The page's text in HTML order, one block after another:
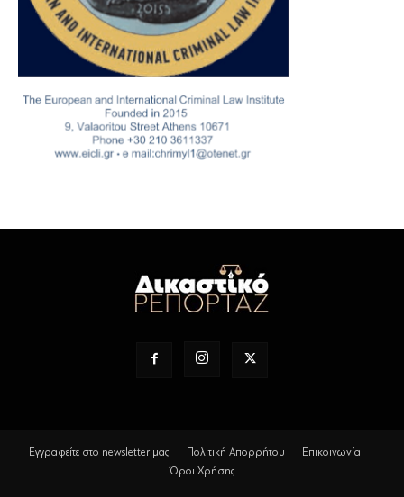
Εγγραφείτε στο newsletter μας Πολιτική Απορρήτου
Επικοινωνία
Όροι Χρήσης